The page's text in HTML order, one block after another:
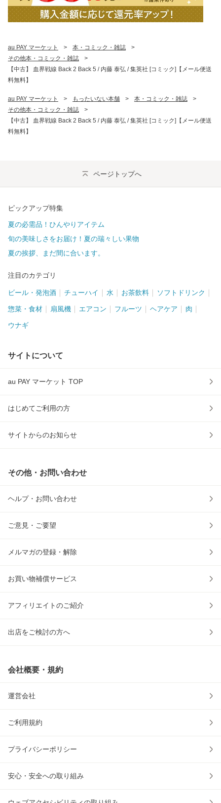
au PAY マーケット > 本・コミック・雑誌
>
その他本・コミック・雑誌
>
【中古】 血界戦線 Back 2 Back 5 / 内藤 泰弘 / 集英社 [コミック]【メール便送
料無料】
au PAY マーケット > もったいない本舗 > 本・コミック・雑誌
>
その他本・コミック・雑誌
>
【中古】 血界戦線 Back 2 Back 5 / 内藤 泰弘 / 集英社 [コミック]【メール便送
料無料】
ページトップへ
ピックアップ特集
夏の必需品！ひんやりアイテム
旬の美味しさをお届け！夏の瑞々しい果物
夏の挨拶、まだ間に合います。
注目のカテゴリ
ビール・発泡酒 チューハイ 水 お茶飲料 ソフトドリンク
惣菜・食材 扇風機 エアコン フルーツ ヘアケア 肉
ウナギ
サイトについて
au PAY マーケット TOP
はじめてご利用の方
サイトからのお知らせ
その他・お問い合わせ
ヘルプ・お問い合わせ
ご意見・ご要望
メルマガの登録・解除
お買い物補償サービス
アフィリエイトのご紹介
出店をご検討の方へ
会社概要・規約
運営会社
ご利用規約
プライバシーポリシー
安心・安全への取り組み